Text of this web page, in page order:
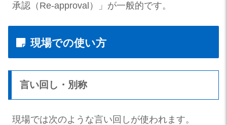
承認（Re-approval）」が一般的です。
現場での使い方
言い回し・別称
現場では次のような言い回しが使われます。